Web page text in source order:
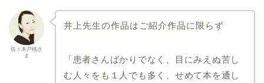
佐々木戸桃さ
ま
井上先生の作品はご紹介作品に限らず
「患者さんばかりでなく、目にみえぬ苦し
む人々をも１人でも多く、せめて本を通し